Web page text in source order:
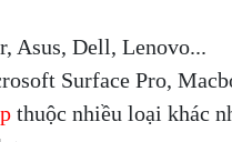
Asus, Dell, Lenovo...
Surface Pro,
thuộc nhiều loại khác